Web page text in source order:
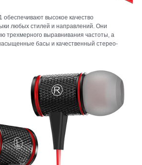
обеспечивают высокое качество
любых стилей и направлений. Они
трехмерного выравнивания частоты, а
басы и качественный стерео-